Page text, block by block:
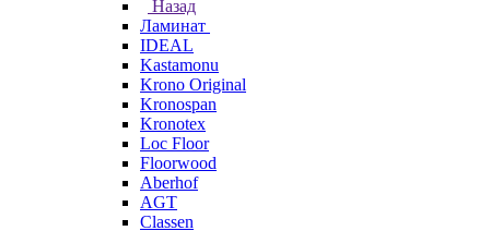
Назад
Ламинат
IDEAL
Kastamonu
Krono Original
Kronospan
Kronotex
Loc Floor
Floorwood
Aberhof
AGT
Classen